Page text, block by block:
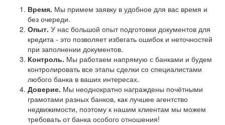
Время. Мы примем заявку в удобное для вас время и
без очереди.
Опыт. У нас большой опыт подготовки документов для
кредита - это позволяет избегать ошибок и неточностей
при заполнении документов.
Контроль. Мы работаем напрямую с банками и будем
контролировать все этапы сделки со специалистами
любого банка в ваших интересах.
Доверие. Мы неоднократно награждены почётными
грамотами разных банков, как лучшее агентство
недвижимости, поэтому к нашим клиентам мы можем
требовать от банка особого отношения!